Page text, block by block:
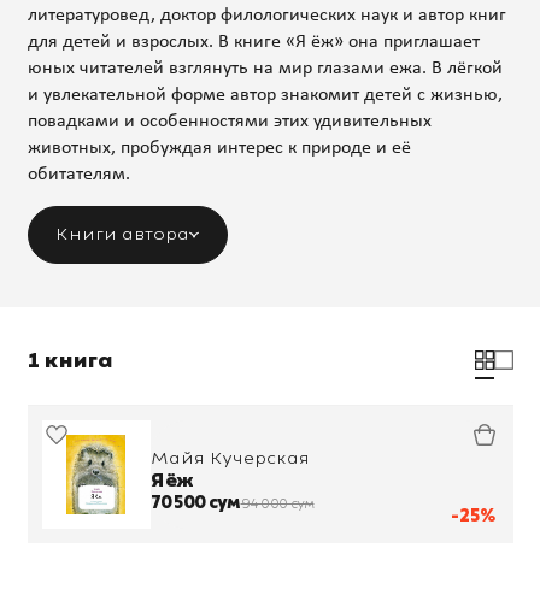
литературовед, доктор филологических наук и автор книг
для детей и взрослых. В книге «Я ёж» она приглашает
юных читателей взглянуть на мир глазами ежа. В лёгкой
и увлекательной форме автор знакомит детей с жизнью,
повадками и особенностями этих удивительных
животных, пробуждая интерес к природе и её
обитателям.
Книги автора
1 книга
-25%
Майя Кучерская
Я ёж
70 500 сум94 000 сум